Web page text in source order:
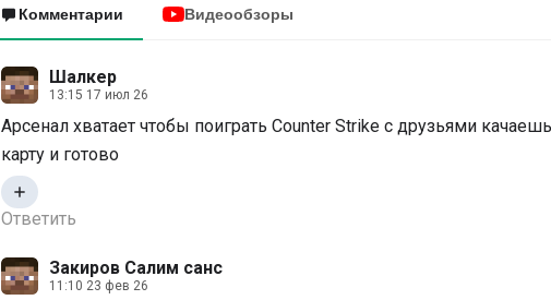
Комментарии Видеообзоры
Шалкер
13:15 17 июл 26
Арсенал хватает чтобы поиграть Counter Strike с друзьями качаешь
карту и готово
Ответить
Закиров Салим санс
11:10 23 фев 26